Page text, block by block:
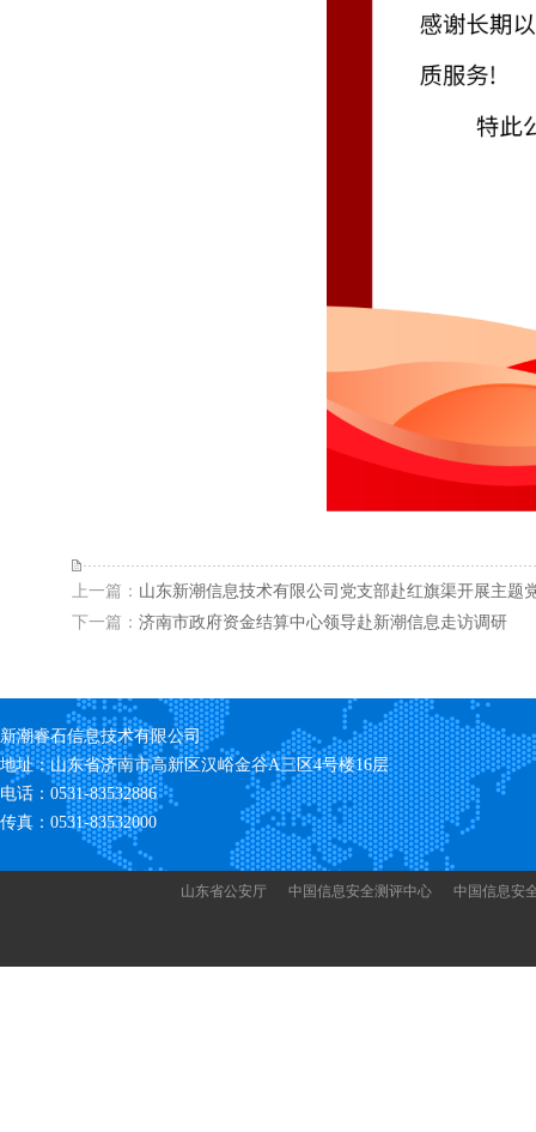
上一篇： 山东新潮信息技术有限公司党支部赴红旗渠开展主题
下一篇： 济南市政府资金结算中心领导赴新潮信息走访调研
新潮睿石信息技术有限公司
地址：山东省济南市高新区汉峪金谷A三区4号楼16层
电话：0531-83532886
传真：0531-83532000
山东省公安厅 中国信息安全测评中心 中国信息安